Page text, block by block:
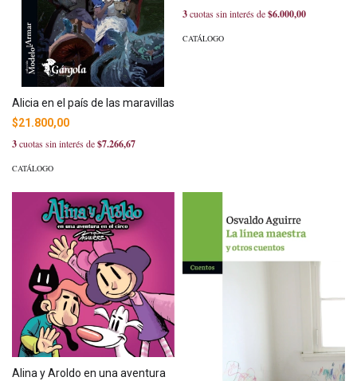
Alicia en el país de las maravillas
$21.800,00
3cuotas sin interés de$7.266,67
CATÁLOGO
3cuotas sin interés de$6.000,00
CATÁLOGO
Alina y Aroldo en una aventura